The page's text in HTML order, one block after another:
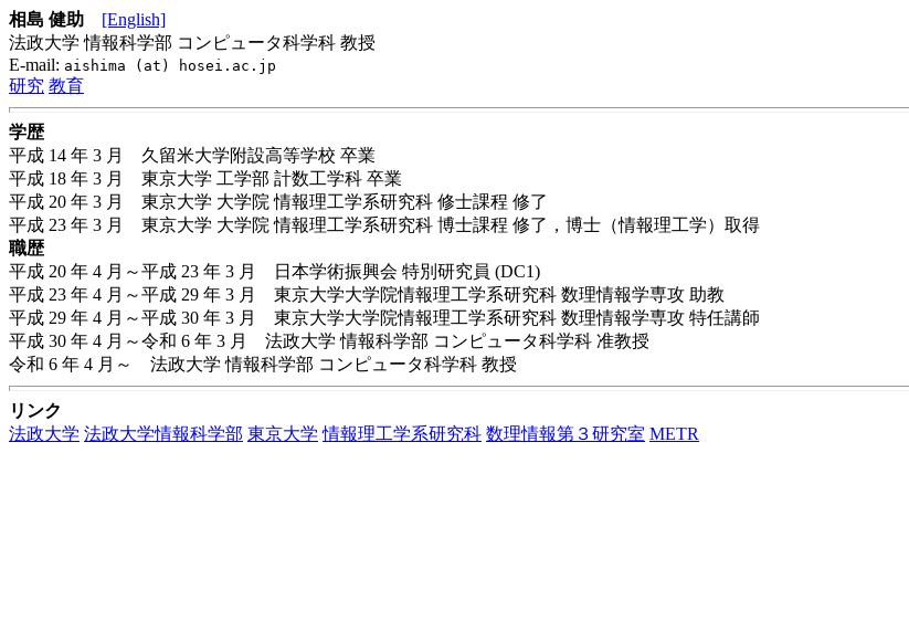
相島 健助
[English]
法政大学 情報科学部 コンピュータ科学科 教授
E-mail: aishima (at) hosei.ac.jp
研究 教育
学歴
平成 14 年 3 月 久留米大学附設高等学校 卒業
平成 18 年 3 月 東京大学 工学部 計数工学科 卒業
平成 20 年 3 月 東京大学 大学院 情報理工学系研究科 修士課程 修了
平成 23 年 3 月 東京大学 大学院 情報理工学系研究科 博士課程 修了，博士（情報理工学）取得
職歴
平成 20 年 4 月～平成 23 年 3 月 日本学術振興会 特別研究員 (DC1)
平成 23 年 4 月～平成 29 年 3 月 東京大学大学院情報理工学系研究科 数理情報学専攻 助教
平成 29 年 4 月～平成 30 年 3 月 東京大学大学院情報理工学系研究科 数理情報学専攻 特任講師
平成 30 年 4 月～令和 6 年 3 月 法政大学 情報科学部 コンピュータ科学科 准教授
令和 6 年 4 月～ 法政大学 情報科学部 コンピュータ科学科 教授
リンク
法政大学 法政大学情報科学部 東京大学 情報理工学系研究科 数理情報第３研究室 METR